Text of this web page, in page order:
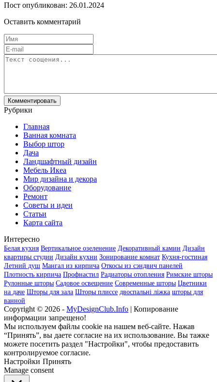
Пост опубликован: 26.01.2024
Оставить комментарий
Рубрики
Главная
Ванная комната
Выбор штор
Дача
Ландшафтный дизайн
Мебель Икеа
Мир дизайна и декора
Оборудование
Ремонт
Советы и идеи
Статьи
Карта сайта
Интересно
Белая кухня Вертикальное озеленение Декоративный камин Дизайн
квартиры студии Дизайн кухни Зонирование комнат Кухня-гостиная
Летний душ Мангал из кирпича Откосы из сэндвич панелей
Плотность кирпича Профнастил Радиаторы отопления Римские шторы
Рулонные шторы Садовое освещение Современные шторы Цветники
на даче Шторы для зала Шторы плиссе двоспальні ліжка шторы для
ванной
Copyright © 2026 - MyDesignClub.Info | Копирование
информации запрещено!
Мы используем файлы cookie на нашем веб-сайте. Нажав
“Принять”, вы даете согласие на их использование. Вы тажке
можете посетить раздел "Настройки", чтобы предоставить
контролируемое согласие.
Настройки Принять
Manage consent